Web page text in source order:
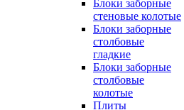
Блоки заборные
стеновые колотые
Блоки заборные
столбовые
гладкие
Блоки заборные
столбовые
колотые
Плиты